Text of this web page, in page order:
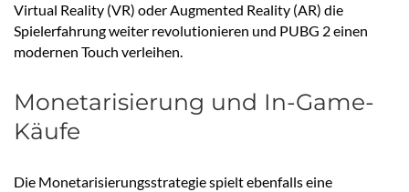
Virtual Reality (VR) oder Augmented Reality (AR) die
Spielerfahrung weiter revolutionieren und PUBG 2 einen
modernen Touch verleihen.
Monetarisierung und In-Game-
Käufe
Die Monetarisierungsstrategie spielt ebenfalls eine